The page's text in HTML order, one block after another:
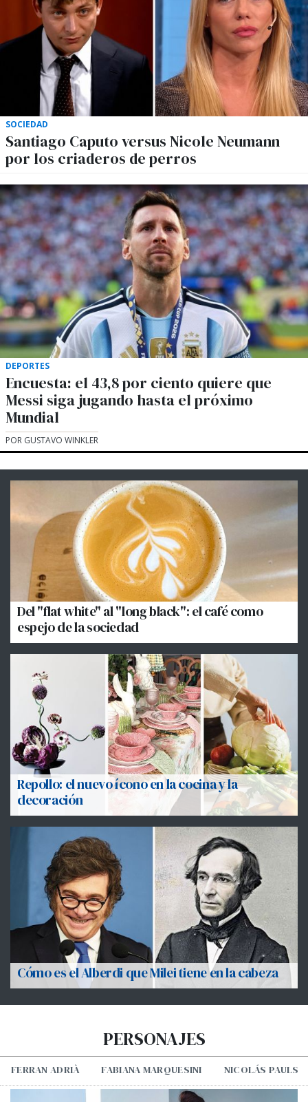
SOCIEDAD
Santiago Caputo versus Nicole Neumann
por los criaderos de perros
DEPORTES
Encuesta: el 43,8 por ciento quiere que
Messi siga jugando hasta el próximo
Mundial
POR GUSTAVO WINKLER
Repollo: el nuevo ícono en la cocina y la
decoración
Del "flat white" al "long black": el café como
espejo de la sociedad
Cómo es el Alberdi que Milei tiene en la cabeza
PERSONAJES
FERRAN ADRIÀ FABIANA MARQUESINI NICOLÁS PAULS